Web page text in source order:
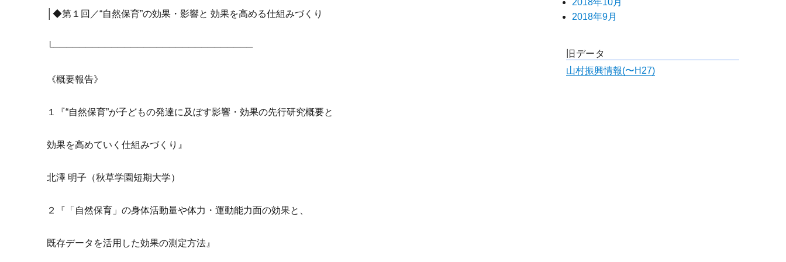
│◆第１回／“自然保育”の効果・影響と 効果を高める仕組みづくり
└───────────────────────────────
《概要報告》
１『“自然保育”が子どもの発達に及ぼす影響・効果の先行研究概要と
効果を高めていく仕組みづくり』
北澤 明子（秋草学園短期大学）
２『「自然保育」の身体活動量や体力・運動能力面の効果と、
既存データを活用した効果の測定方法』
2018年10月
2018年9月
旧データ
山村振興情報(〜H27)